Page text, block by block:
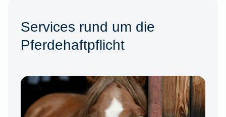
Services rund um die
Pferdehaftpflicht